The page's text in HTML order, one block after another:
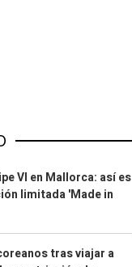
VI en Mallorca: así es
limitada 'Made in
tras viajar a